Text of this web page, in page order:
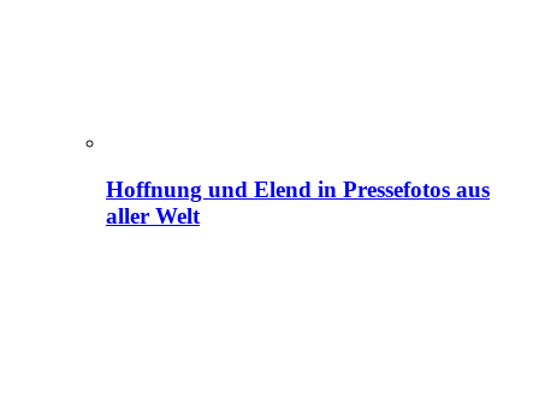
Hoffnung und Elend in Pressefotos aus
aller Welt